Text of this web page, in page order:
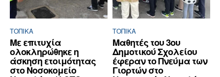
ΤΟΠΙΚΑ
Με επιτυχία
ολοκληρώθηκε η
άσκηση ετοιμότητας
στο Νοσοκομείο
ΤΟΠΙΚΑ
Μαθητές του 3ου
Δημοτικού Σχολείου
έφεραν το Πνεύμα των
Γιορτών στο